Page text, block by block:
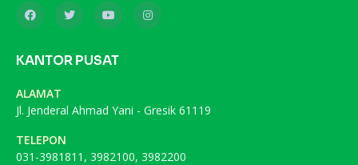
KANTOR PUSAT
ALAMAT
Jl. Jenderal Ahmad Yani - Gresik 61119
TELEPON
031-3981811, 3982100, 3982200